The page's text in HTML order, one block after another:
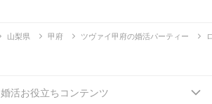
山梨県 甲府 ツヴァイ甲府の婚活パーティー
婚活お役立ちコンテンツ